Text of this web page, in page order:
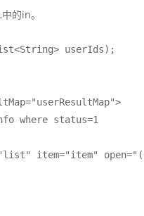
的in。
userIds);
where status=1
item="item"